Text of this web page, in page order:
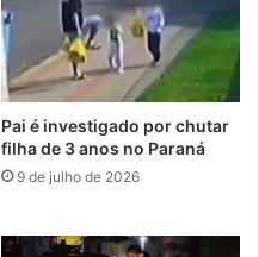
Pai é investigado por chutar
filha de 3 anos no Paraná
9 de julho de 2026